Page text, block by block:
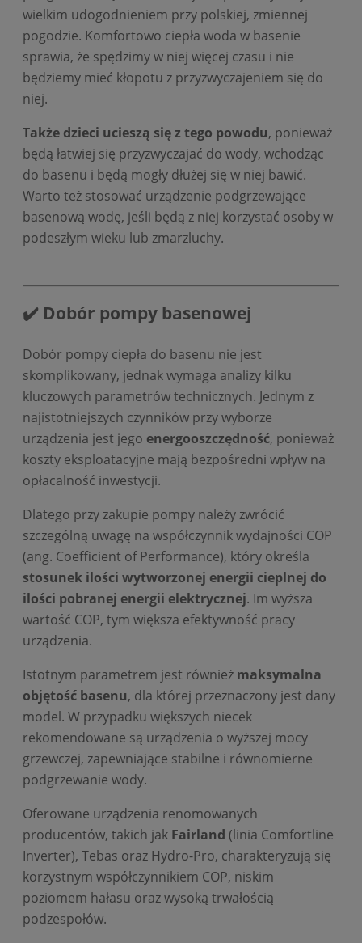
wielkim udogodnieniem przy polskiej, zmiennej
pogodzie. Komfortowo ciepła woda w basenie
sprawia, że spędzimy w niej więcej czasu i nie
będziemy mieć kłopotu z przyzwyczajeniem się do
niej.
Także dzieci ucieszą się z tego powodu, ponieważ
będą łatwiej się przyzwyczajać do wody, wchodząc
do basenu i będą mogły dłużej się w niej bawić.
Warto też stosować urządzenie podgrzewające
basenową wodę, jeśli będą z niej korzystać osoby w
podeszłym wieku lub zmarzluchy.
✔️ Dobór pompy basenowej
Dobór pompy ciepła do basenu nie jest
skomplikowany, jednak wymaga analizy kilku
kluczowych parametrów technicznych. Jednym z
najistotniejszych czynników przy wyborze
urządzenia jest jego energooszczędność, ponieważ
koszty eksploatacyjne mają bezpośredni wpływ na
opłacalność inwestycji.
Dlatego przy zakupie pompy należy zwrócić
szczególną uwagę na współczynnik wydajności COP
(ang. Coefficient of Performance), który określa
stosunek ilości wytworzonej energii cieplnej do
ilości pobranej energii elektrycznej. Im wyższa
wartość COP, tym większa efektywność pracy
urządzenia.
Istotnym parametrem jest również maksymalna
objętość basenu, dla której przeznaczony jest dany
model. W przypadku większych niecek
rekomendowane są urządzenia o wyższej mocy
grzewczej, zapewniające stabilne i równomierne
podgrzewanie wody.
Oferowane urządzenia renomowanych
producentów, takich jak Fairland (linia Comfortline
Inverter), Tebas oraz Hydro-Pro, charakteryzują się
korzystnym współczynnikiem COP, niskim
poziomem hałasu oraz wysoką trwałością
podzespołów.